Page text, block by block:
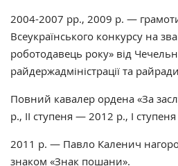
2004-2007 рр., 2009 р. —
Всеукраїнського конкурсу на
роботодавець року» від
райдержадміністрації та
Повний кавалер ордена «За
р., ІІ ступеня — 2012 р., І
2011 р. — Павло Каленич
знаком «Знак пошани».